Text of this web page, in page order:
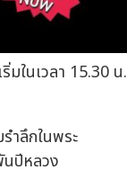
มในเวลา 15.30 น.
ำลึกในพระ
นปีหลวง